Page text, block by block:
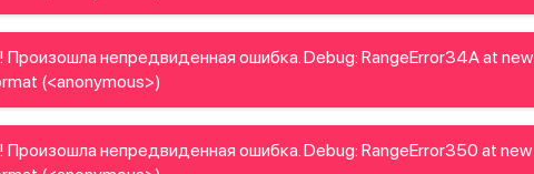
Произошла непредвиденная ошибка. Debug: RangeError34A at new
(<anonymous>)
Произошла непредвиденная ошибка. Debug: RangeError350 at new